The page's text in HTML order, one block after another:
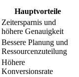
Hauptvorteile
Zeitersparnis und
höhere Genauigkeit
Bessere Planung und
Ressourcenzuteilung
Höhere
Konversionsrate